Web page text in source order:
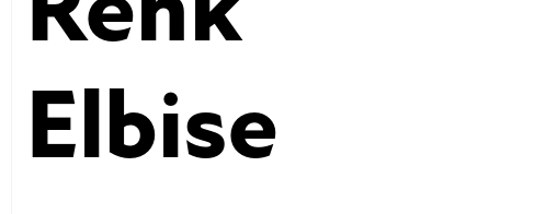
Elbise